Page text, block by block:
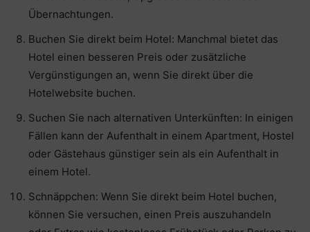
Übernachtungen.
Buchen Sie direkt beim Hotel: Manchmal bietet das
Hotel einen besseren Preis oder zusätzliche
Vergünstigungen an, wenn Sie direkt über die
Hotelwebsite buchen.
Suchen Sie nach alternativen Unterkünften: In einigen
Fällen kann der Aufenthalt in einem Apartment, Hostel
oder Gästehaus günstiger sein als ein Aufenthalt in
einem Hotel.
Schnäppchen: Wenn Sie direkt beim Hotel buchen,
können Sie versuchen, einen Preis auszuhandeln